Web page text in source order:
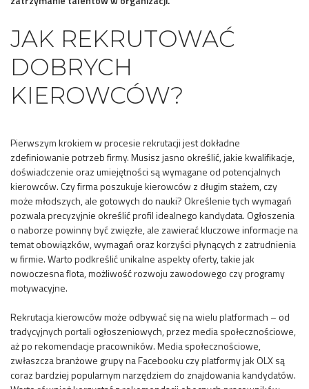
JAK REKRUTOWAĆ
DOBRYCH
KIEROWCÓW?
Pierwszym krokiem w procesie rekrutacji jest dokładne
zdefiniowanie potrzeb firmy. Musisz jasno określić, jakie kwalifikacje,
doświadczenie oraz umiejętności są wymagane od potencjalnych
kierowców. Czy firma poszukuje kierowców z długim stażem, czy
może młodszych, ale gotowych do nauki? Określenie tych wymagań
pozwala precyzyjnie określić profil idealnego kandydata. Ogłoszenia
o naborze powinny być zwięzłe, ale zawierać kluczowe informacje na
temat obowiązków, wymagań oraz korzyści płynących z zatrudnienia
w firmie. Warto podkreślić unikalne aspekty oferty, takie jak
nowoczesna flota, możliwość rozwoju zawodowego czy programy
motywacyjne.
Rekrutacja kierowców może odbywać się na wielu platformach – od
tradycyjnych portali ogłoszeniowych, przez media społecznościowe,
aż po rekomendacje pracowników. Media społecznościowe,
zwłaszcza branżowe grupy na Facebooku czy platformy jak OLX są
coraz bardziej popularnym narzędziem do znajdowania kandydatów.